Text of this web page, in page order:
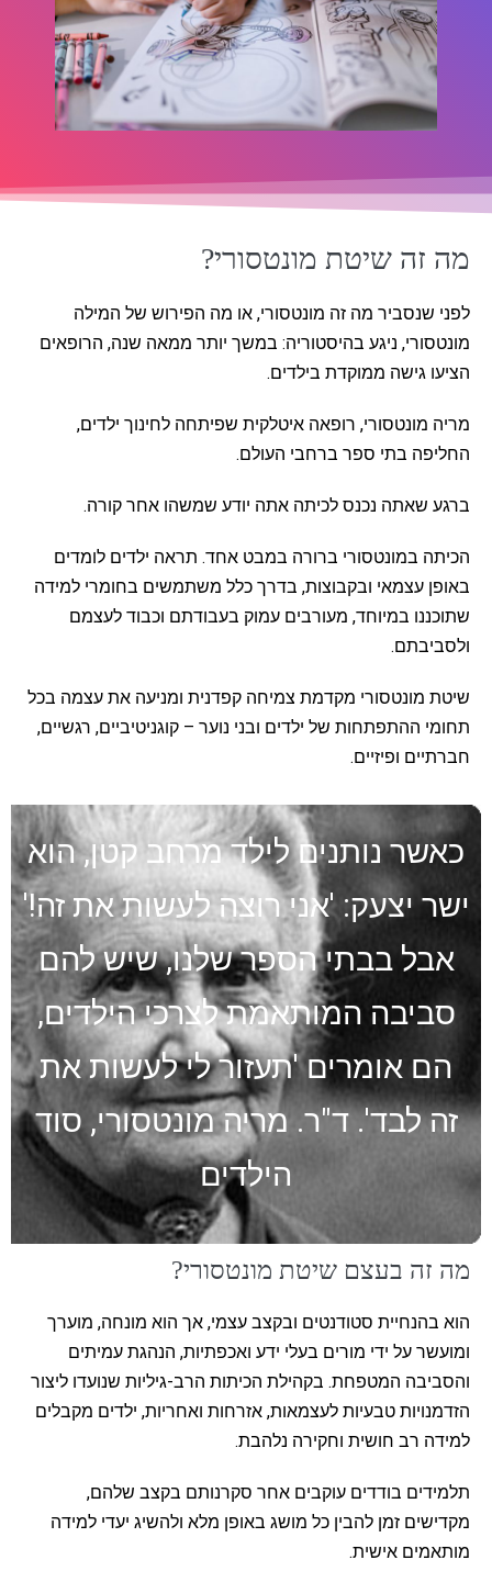
מה זה שיטת מונטסורי?
לפני שנסביר מה זה מונטסורי, או מה הפירוש של המילה
מונטסורי, ניגע בהיסטוריה: במשך יותר ממאה שנה, הרופאים
הציעו גישה ממוקדת בילדים.
מריה מונטסורי, רופאה איטלקית שפיתחה לחינוך ילדים,
החליפה בתי ספר ברחבי העולם.
ברגע שאתה נכנס לכיתה אתה יודע שמשהו אחר קורה.
הכיתה במונטסורי ברורה במבט אחד. תראה ילדים לומדים
באופן עצמאי ובקבוצות, בדרך כלל משתמשים בחומרי למידה
שתוכננו במיוחד, מעורבים עמוק בעבודתם וכבוד לעצמם
ולסביבתם.
שיטת מונטסורי מקדמת צמיחה קפדנית ומניעה את עצמה בכל
תחומי ההתפתחות של ילדים ובני נוער – קוגניטיביים, רגשיים,
חברתיים ופיזיים.
כאשר נותנים לילד מרחב קטן, הוא
ישר יצעק: 'אני רוצה לעשות את זה!'
אבל בבתי הספר שלנו, שיש להם
סביבה המותאמת לצרכי הילדים,
הם אומרים 'תעזור לי לעשות את
זה לבד'. ד"ר. מריה מונטסורי, סוד
הילדים
מה זה בעצם שיטת מונטסורי?
הוא בהנחיית סטודנטים ובקצב עצמי, אך הוא מונחה, מוערך
ומועשר על ידי מורים בעלי ידע ואכפתיות, הנהגת עמיתים
והסביבה המטפחת. בקהילת הכיתות הרב-גיליות שנועדו ליצור
הזדמנויות טבעיות לעצמאות, אזרחות ואחריות, ילדים מקבלים
למידה רב חושית וחקירה נלהבת.
תלמידים בודדים עוקבים אחר סקרנותם בקצב שלהם,
מקדישים זמן להבין כל מושג באופן מלא ולהשיג יעדי למידה
מותאמים אישית.